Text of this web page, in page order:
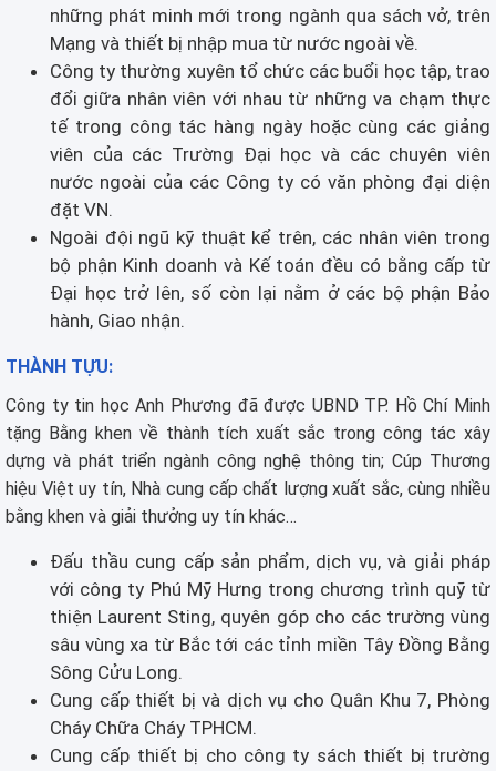
những phát minh mới trong ngành qua sách vở, trên
Mạng và thiết bị nhập mua từ nước ngoài về.
Công ty thường xuyên tổ chức các buổi học tập, trao
đổi giữa nhân viên với nhau từ những va chạm thực
tế trong công tác hàng ngày hoặc cùng các giảng
viên của các Trường Đại học và các chuyên viên
nước ngoài của các Công ty có văn phòng đại diện
đặt VN.
Ngoài đội ngũ kỹ thuật kể trên, các nhân viên trong
bộ phận Kinh doanh và Kế toán đều có bằng cấp từ
Đại học trở lên, số còn lại nằm ở các bộ phận Bảo
hành, Giao nhận.
THÀNH TỰU:
Công ty tin học Anh Phương đã được UBND TP. Hồ Chí Minh
tặng Bằng khen về thành tích xuất sắc trong công tác xây
dựng và phát triển ngành công nghệ thông tin; Cúp Thương
hiệu Việt uy tín, Nhà cung cấp chất lượng xuất sắc, cùng nhiều
bằng khen và giải thưởng uy tín khác…
Đấu thầu cung cấp sản phẩm, dịch vụ, và giải pháp
với công ty Phú Mỹ Hưng trong chương trình quỹ từ
thiện Laurent Sting, quyên góp cho các trường vùng
sâu vùng xa từ Bắc tới các tỉnh miền Tây Đồng Bằng
Sông Cửu Long.
Cung cấp thiết bị và dịch vụ cho Quân Khu 7, Phòng
Cháy Chữa Cháy TPHCM.
Cung cấp thiết bị cho công ty sách thiết bị trường